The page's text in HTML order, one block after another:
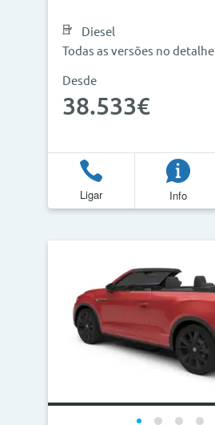
Diesel
Todas as versões no detalhe
Desde
38.533€
Ligar Info